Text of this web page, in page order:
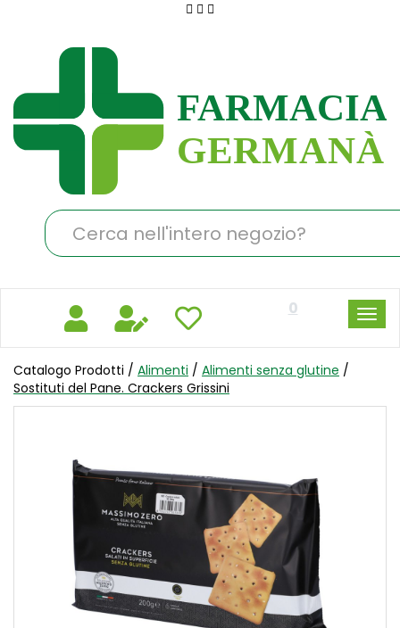
principale
Germanà
Cerca
Prodotto
0
Catalogo Prodotti / Alimenti / Alimenti senza glutine /
Sostituti del Pane. Crackers Grissini